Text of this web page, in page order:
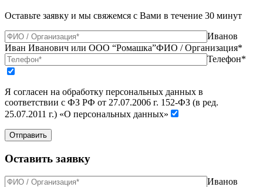
Оставьте заявку и мы свяжемся с Вами в течение 30 минут
Иванов
Иван Иванович или ООО “Ромашка”ФИО / Организация*
Телефон*
Я согласен на обработку персональных данных в
соответствии с ФЗ РФ от 27.07.2006 г. 152-ФЗ (в ред.
25.07.2011 г.) «О персональных данных»
Отправить
Оставить заявку
Иванов